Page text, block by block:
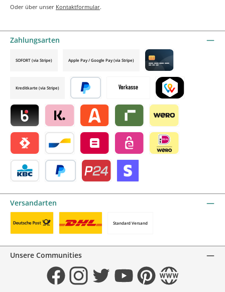
Oder über unser Kontaktformular.
Zahlungsarten
Vorkasse TWINT by mollie
Blik by mollieKlarna by mollieAlma by mollieRiverty by mollie
Wero
Satispay by mollieBancontact by mollie
Belfius by mollieeps by mollie
SOFORT (via Stripe) Apple Pay / Google Pay (via Stripe)
Credit card by mollie
Kreditkarte (via Stripe)
Später bezahlen
Versandarten
Standard Versand
Unsere Communities
FacebookInstagramTwitter YouTubePinterestWebsite